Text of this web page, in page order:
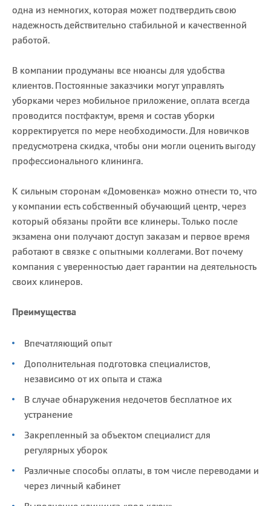
одна из немногих, которая может подтвердить свою
надежность действительно стабильной и качественной
работой.
В компании продуманы все нюансы для удобства
клиентов. Постоянные заказчики могут управлять
уборками через мобильное приложение, оплата всегда
проводится постфактум, время и состав уборки
корректируется по мере необходимости. Для новичков
предусмотрена скидка, чтобы они могли оценить выгоду
профессионального клининга.
К сильным сторонам «Домовенка» можно отнести то, что
у компании есть собственный обучающий центр, через
который обязаны пройти все клинеры. Только после
экзамена они получают доступ заказам и первое время
работают в связке с опытными коллегами. Вот почему
компания с уверенностью дает гарантии на деятельность
своих клинеров.
Преимущества
Впечатляющий опыт
Дополнительная подготовка специалистов,
независимо от их опыта и стажа
В случае обнаружения недочетов бесплатное их
устранение
Закрепленный за объектом специалист для
регулярных уборок
Различные способы оплаты, в том числе переводами и
через личный кабинет